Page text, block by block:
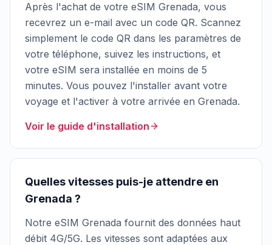
Après l'achat de votre eSIM Grenada, vous
recevrez un e-mail avec un code QR. Scannez
simplement le code QR dans les paramètres de
votre téléphone, suivez les instructions, et
votre eSIM sera installée en moins de 5
minutes. Vous pouvez l'installer avant votre
voyage et l'activer à votre arrivée en Grenada.
Voir le guide d'installation
Quelles vitesses puis-je attendre en
Grenada ?
Notre eSIM Grenada fournit des données haut
débit 4G/5G. Les vitesses sont adaptées aux